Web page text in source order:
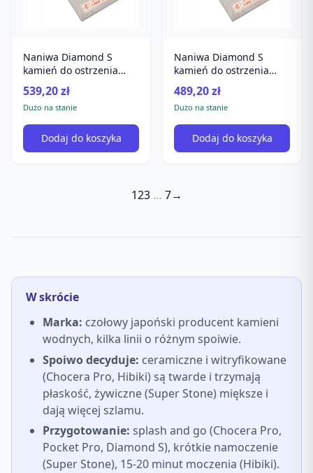
Naniwa Diamond S
kamień do ostrzenia
#3000
539,20 zł
Dużo na stanie
Dodaj do koszyka
Naniwa Diamond S
kamień do ostrzenia
#800
489,20 zł
Dużo na stanie
Dodaj do koszyka
123 … 7→
W skrócie
Marka: czołowy japoński producent kamieni
wodnych, kilka linii o różnym spoiwie.
Spoiwo decyduje: ceramiczne i witryfikowane
(Chocera Pro, Hibiki) są twarde i trzymają
płaskość, żywiczne (Super Stone) miększe i
dają więcej szlamu.
Przygotowanie: splash and go (Chocera Pro,
Pocket Pro, Diamond S), krótkie namoczenie
(Super Stone), 15-20 minut moczenia (Hibiki).